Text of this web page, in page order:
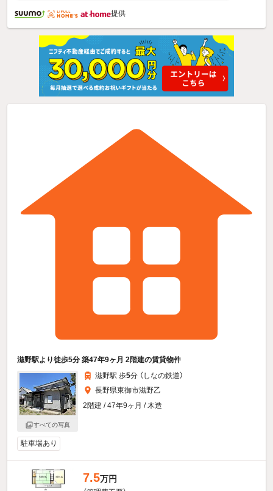
提供
滋野駅より徒歩5分 築47年9ヶ月 2階建の賃貸物件
すべての写真
滋野駅 歩5分 （しなの鉄道）
長野県東御市滋野乙
2階建 / 47年9ヶ月 / 木造
駐車場あり
7.5万円